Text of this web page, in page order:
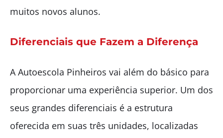
muitos novos alunos.
Diferenciais que Fazem a Diferença
A Autoescola Pinheiros vai além do básico para
proporcionar uma experiência superior. Um dos
seus grandes diferenciais é a estrutura
oferecida em suas três unidades, localizadas